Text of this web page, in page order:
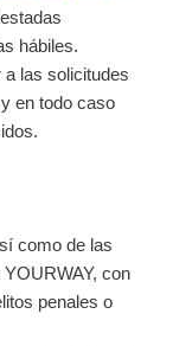
hábiles.
las solicitudes
en todo caso
como de las
con
penales o